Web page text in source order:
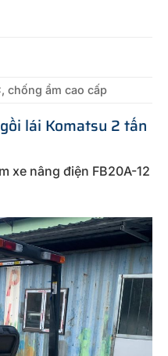
chống ẩm cao cấp
lái Komatsu 2 tấn
xe nâng điện FB20A-12